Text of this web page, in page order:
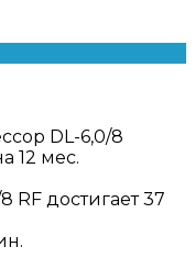
DL-6,0/8
12 мес.
RF достигает 37